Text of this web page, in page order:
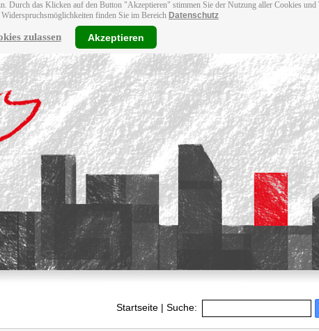
Durch das Klicken auf den Button "Akzeptieren" stimmen Sie der Nutzung aller Cookies und
finden Sie im Bereich Datenschutz
zulassen Akzeptieren
Startseite | Suche: